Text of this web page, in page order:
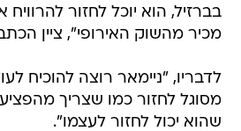
בברזיל, הוא יוכל לחזור
מכיר מהשוק האירופי", ציין
לדבריו, "ניימאר רוצה להוכיח
שהוא יכול לחזור לעצמו".